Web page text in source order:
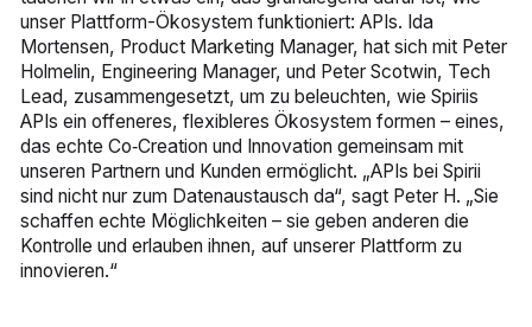
unser Plattform-Ökosystem funktioniert: APIs. Ida
Mortensen, Product Marketing Manager, hat sich mit Peter
Holmelin, Engineering Manager, und Peter Scotwin, Tech
Lead, zusammengesetzt, um zu beleuchten, wie Spiriis
APIs ein offeneres, flexibleres Ökosystem formen – eines,
das echte Co‑Creation und Innovation gemeinsam mit
unseren Partnern und Kunden ermöglicht. „APIs bei Spirii
sind nicht nur zum Datenaustausch da“, sagt Peter H. „Sie
schaffen echte Möglichkeiten – sie geben anderen die
Kontrolle und erlauben ihnen, auf unserer Plattform zu
innovieren.“